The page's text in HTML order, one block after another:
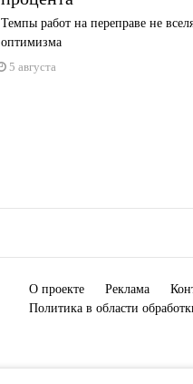
Темпы работ на переправе не
оптимизма
5 августа
О проекте Реклама
Политика в области